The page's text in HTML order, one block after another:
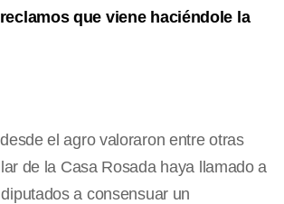
que viene haciéndole la
el agro valoraron entre otras
de la Casa Rosada haya llamado a
a consensuar un